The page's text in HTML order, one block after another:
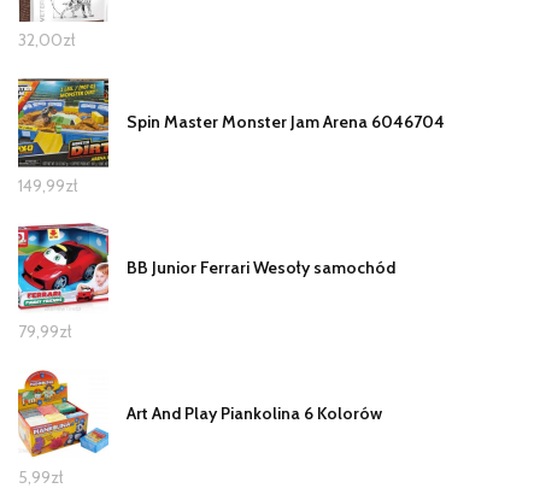
32,00zł
Spin Master Monster Jam Arena 6046704
149,99zł
BB Junior Ferrari Wesoły samochód
79,99zł
Art And Play Piankolina 6 Kolorów
5,99zł